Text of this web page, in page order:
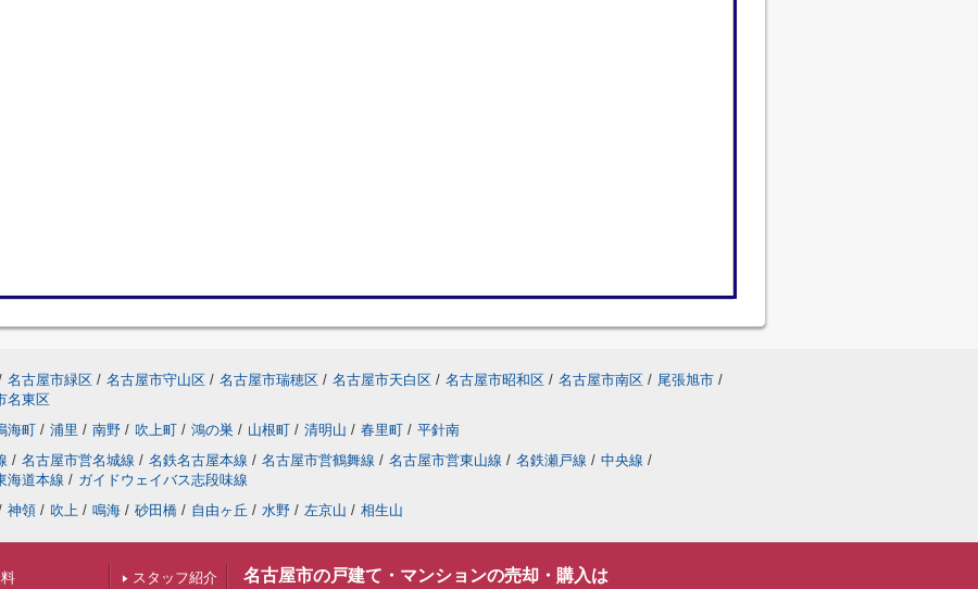
名古屋市緑区 / 名古屋市守山区 / 名古屋市瑞穂区 / 名古屋市天白区 / 名古屋市昭和区 / 名古屋市南区 / 尾張旭市 /
名東区
海町 / 浦里 / 南野 / 吹上町 / 鴻の巣 / 山根町 / 清明山 / 春里町 / 平針南
/ 名古屋市営名城線 / 名鉄名古屋本線 / 名古屋市営鶴舞線 / 名古屋市営東山線 / 名鉄瀬戸線 / 中央線 /
海道本線 / ガイドウェイバス志段味線
神領 / 吹上 / 鳴海 / 砂田橋 / 自由ヶ丘 / 水野 / 左京山 / 相生山
スタッフ紹介 名古屋市の戸建て・マンションの売却・購入は